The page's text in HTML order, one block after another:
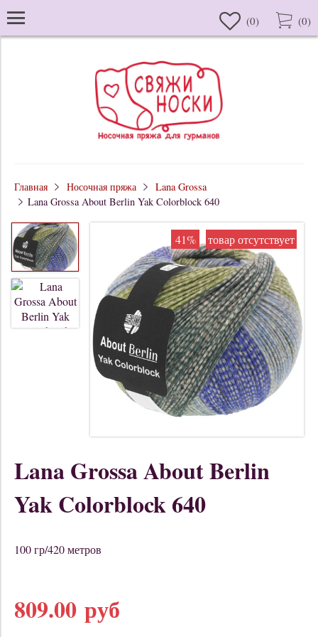
(0) (0)
Главная Носочная пряжа
Lana Grossa
Lana Grossa About Berlin Yak Colorblock 640
41% товар отсутствует
Lana Grossa About Berlin
Yak Colorblock 640
100 гр/420 метров
809.00 руб